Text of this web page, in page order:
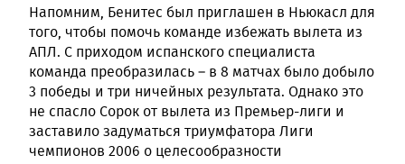
Напомним, Бенитес был приглашен в Ньюкасл для
того, чтобы помочь команде избежать вылета из
АПЛ. С приходом испанского специалиста
команда преобразилась – в 8 матчах было добыло
3 победы и три ничейных результата. Однако это
не спасло Сорок от вылета из Премьер-лиги и
заставило задуматься триумфатора Лиги
чемпионов 2006 о целесообразности